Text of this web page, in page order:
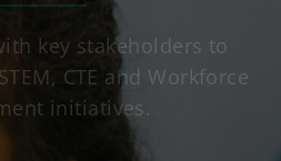
key stakeholders to
CTE and Workforce
initiatives.